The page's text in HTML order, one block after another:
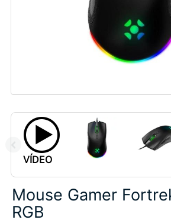
VÍDEO
Mouse Gamer
RGB